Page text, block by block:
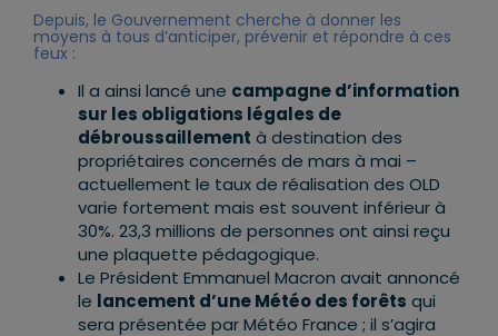
Depuis, le Gouvernement cherche à donner les
moyens à tous d’anticiper, prévenir et répondre à ces
feux :
Il a ainsi lancé une campagne d’information
sur les obligations légales de
débroussaillement à destination des
propriétaires concernés de mars à mai –
actuellement le taux de réalisation des OLD
varie fortement mais est souvent inférieur à
30%. 23,3 millions de personnes ont ainsi reçu
une plaquette pédagogique.
Le Président Emmanuel Macron avait annoncé
le lancement d’une Météo des forêts qui
sera présentée par Météo France ; il s’agira